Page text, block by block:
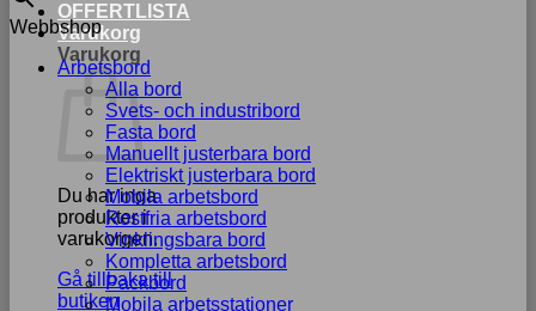
OFFERTLISTA
Varukorg
Varukorg
Du har inga
produkter i
varukorgen.
Gå tillbaka till
butiken
Webbshop
Arbetsbord
Alla bord
Svets- och industribord
Fasta bord
Manuellt justerbara bord
Elektriskt justerbara bord
Mobila arbetsbord
Rostfria arbetsbord
Vinklingsbara bord
Kompletta arbetsbord
Packbord
Mobila arbetsstationer